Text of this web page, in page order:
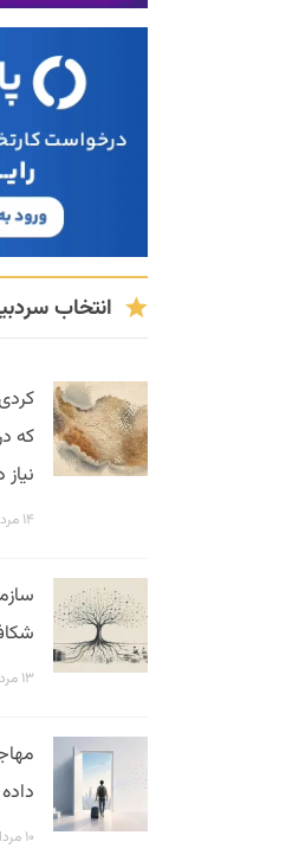
انتخاب
که
نیاز
۱۴ مرداد ۱۴۰۵
۱۳ مرداد ۱۴۰۵
۱۰ مرداد ۱۴۰۵